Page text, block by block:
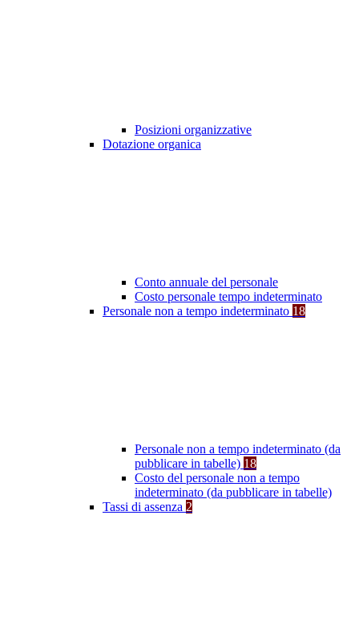
Posizioni organizzative
Dotazione organica
Conto annuale del personale
Costo personale tempo indeterminato
Personale non a tempo indeterminato 18
Personale non a tempo indeterminato (da
pubblicare in tabelle) 18
Costo del personale non a tempo
indeterminato (da pubblicare in tabelle)
Tassi di assenza 2